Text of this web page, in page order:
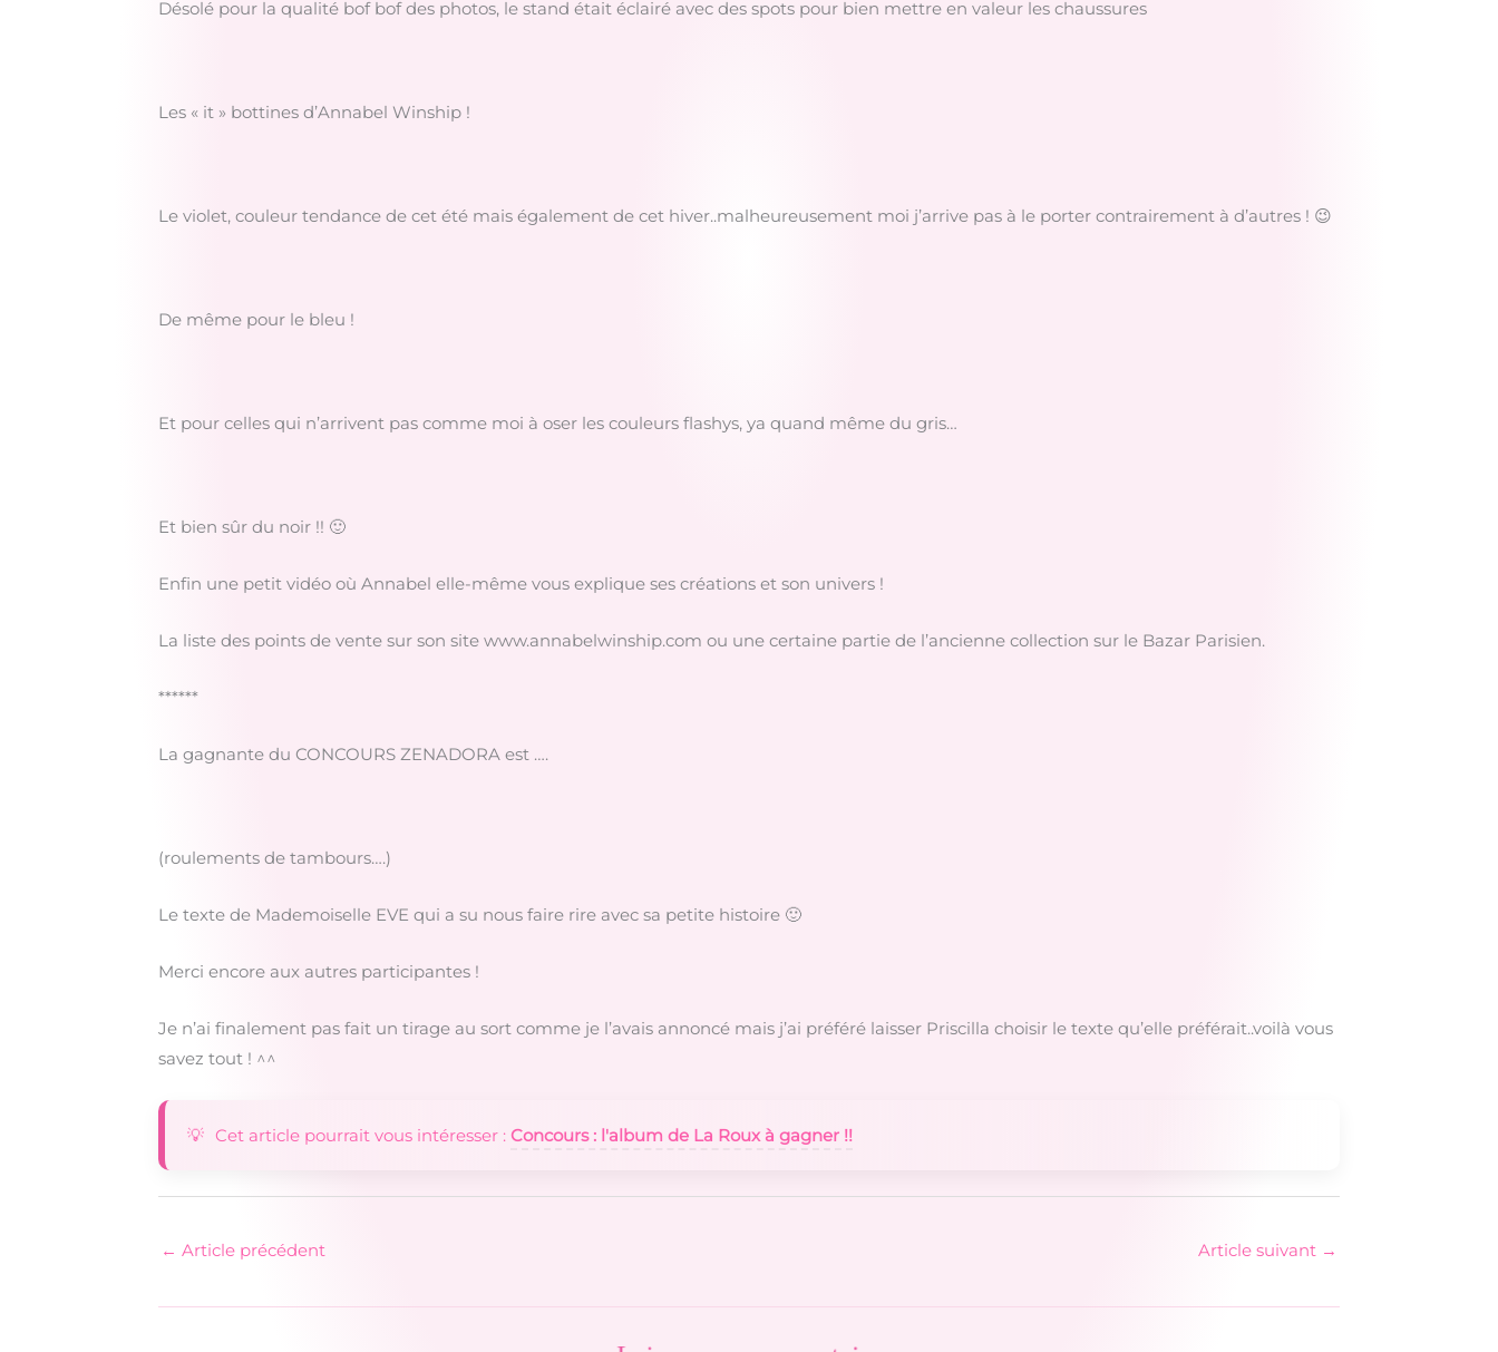
Désolé pour la qualité bof bof des photos, le stand était éclairé avec des spots pour bien mettre en valeur les chaussures
Les « it » bottines d’Annabel Winship !
Le violet, couleur tendance de cet été mais également de cet hiver..malheureusement moi j’arrive pas à le porter contrairement à d’autres ! 😉
De même pour le bleu !
Et pour celles qui n’arrivent pas comme moi à oser les couleurs flashys, ya quand même du gris…
Et bien sûr du noir !! 🙂
Enfin une petit vidéo où Annabel elle-même vous explique ses créations et son univers !
La liste des points de vente sur son site www.annabelwinship.com ou une certaine partie de l’ancienne collection sur le Bazar Parisien.
******
La gagnante du CONCOURS ZENADORA est ….
(roulements de tambours….)
Le texte de Mademoiselle EVE qui a su nous faire rire avec sa petite histoire 🙂
Merci encore aux autres participantes !
Je n’ai finalement pas fait un tirage au sort comme je l’avais annoncé mais j’ai préféré laisser Priscilla choisir le texte qu’elle préférait..voilà vous
savez tout ! ^^
Cet article pourrait vous intéresser : Concours : l'album de La Roux à gagner !!
← Article précédent Article suivant →